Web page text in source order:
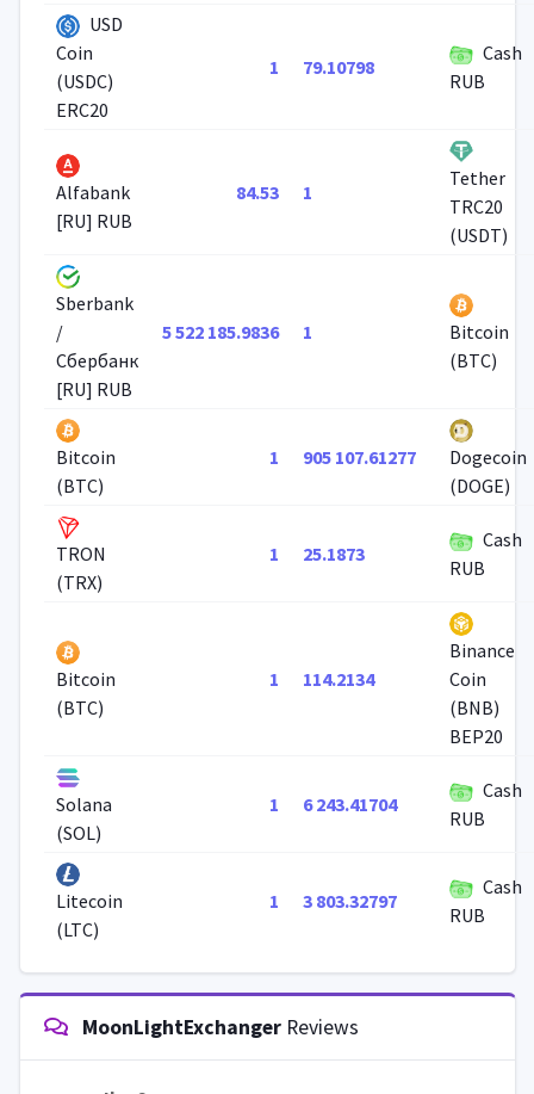
USD
Coin
(USDC)
ERC20
1 79.10798
Cash
RUB
Alfabank
[RU] RUB
84.53 1
Tether
TRC20
(USDT)
Sberbank
/
Сбербанк
[RU] RUB
5 522 185.9836 1
Bitcoin
(BTC)
Bitcoin
(BTC)
1 905 107.61277
Dogecoin
(DOGE)
TRON
(TRX)
1 25.1873
Cash
RUB
Bitcoin
(BTC)
1 114.2134
Binance
Coin
(BNB)
BEP20
Solana
(SOL)
1 6 243.41704
Cash
RUB
Litecoin
(LTC)
1 3 803.32797
Cash
RUB
MoonLightExchangerReviews